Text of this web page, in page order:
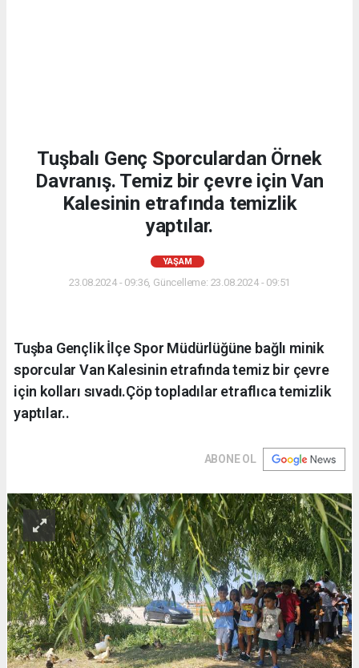
Tuşbalı Genç Sporculardan Örnek
Davranış. Temiz bir çevre için Van
Kalesinin etrafında temizlik
yaptılar.
YAŞAM
23.08.2024 - 09:36, Güncelleme: 23.08.2024 - 09:51
Tuşba Gençlik İlçe Spor Müdürlüğüne bağlı minik
sporcular Van Kalesinin etrafında temiz bir çevre
için kolları sıvadı.Çöp topladılar etraflıca temizlik
yaptılar..
ABONE OL